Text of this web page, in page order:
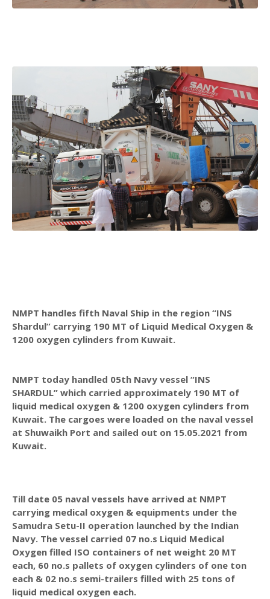
NMPT handles fifth Naval Ship in the region “INS
Shardul” carrying 190 MT of Liquid Medical Oxygen &
1200 oxygen cylinders from Kuwait.
NMPT today handled 05th Navy vessel “INS
SHARDUL” which carried approximately 190 MT of
liquid medical oxygen & 1200 oxygen cylinders from
Kuwait. The cargoes were loaded on the naval vessel
at Shuwaikh Port and sailed out on 15.05.2021 from
Kuwait.
Till date 05 naval vessels have arrived at NMPT
carrying medical oxygen & equipments under the
Samudra Setu-II operation launched by the Indian
Navy. The vessel carried 07 no.s Liquid Medical
Oxygen filled ISO containers of net weight 20 MT
each, 60 no.s pallets of oxygen cylinders of one ton
each & 02 no.s semi-trailers filled with 25 tons of
liquid medical oxygen each.